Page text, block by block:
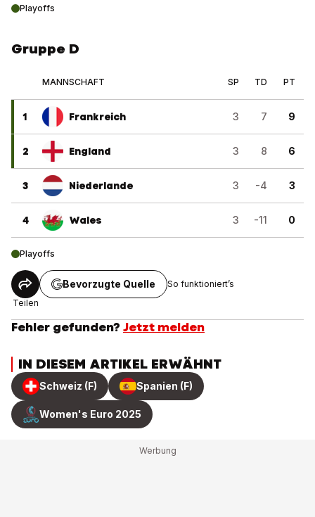
Playoffs
Gruppe D
MANNSCHAFT SP TD PT
1 Frankreich 3 7 9
2 England 3 8 6
3 Niederlande 3 -4 3
4 Wales 3 -11 0
Playoffs
Teilen
Bevorzugte Quelle So funktioniert’s
Fehler gefunden? Jetzt melden
IN DIESEM ARTIKEL ERWÄHNT
Schweiz (F) Spanien (F)
Women's Euro 2025